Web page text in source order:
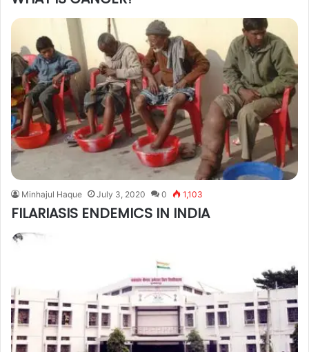
Minhajul Haque July 3, 2020 0 1,103
FILARIASIS ENDEMICS IN INDIA